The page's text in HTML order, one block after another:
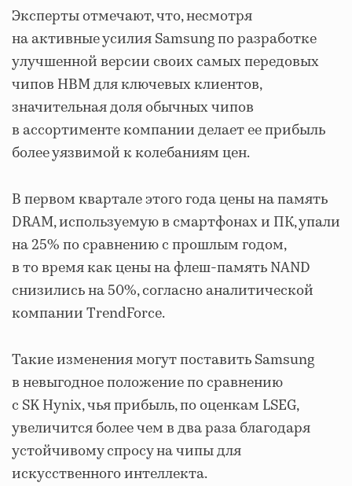
Эксперты отмечают, что, несмотря
на активные усилия Samsung по разработке
улучшенной версии своих самых передовых
чипов HBM для ключевых клиентов,
значительная доля обычных чипов
в ассортименте компании делает ее прибыль
более уязвимой к колебаниям цен.
В первом квартале этого года цены на память
DRAM, используемую в смартфонах и ПК, упали
на 25% по сравнению с прошлым годом,
в то время как цены на флеш-память NAND
снизились на 50%, согласно аналитической
компании TrendForce.
Такие изменения могут поставить Samsung
в невыгодное положение по сравнению
с SK Hynix, чья прибыль, по оценкам LSEG,
увеличится более чем в два раза благодаря
устойчивому спросу на чипы для
искусственного интеллекта.